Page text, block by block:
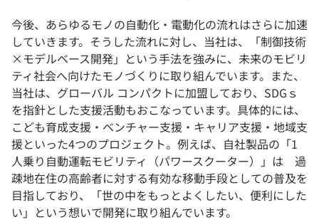
今後、あらゆるモノの自動化・電動化の流れはさらに加速
していきます。そうした流れに対し、当社は、「制御技術
×モデルベース開発」という手法を強みに、未来のモビリ
ティ社会へ向けたモノづくりに取り組んでいます。また、
当社は、グローバル コンパクトに加盟しており、SDGｓ
を指針とした支援活動もおこなっています。具体的には、
こども育成支援・ベンチャー支援・キャリア支援・地域支
援といった4つのプロジェクト。例えば、自社製品の「1
人乗り自動運転モビリティ（パワースクーター）」は 過
疎地在住の高齢者に対する有効な移動手段としての普及を
目指しており、「世の中をもっとよくしたい、便利にした
い」という想いで開発に取り組んでいます。